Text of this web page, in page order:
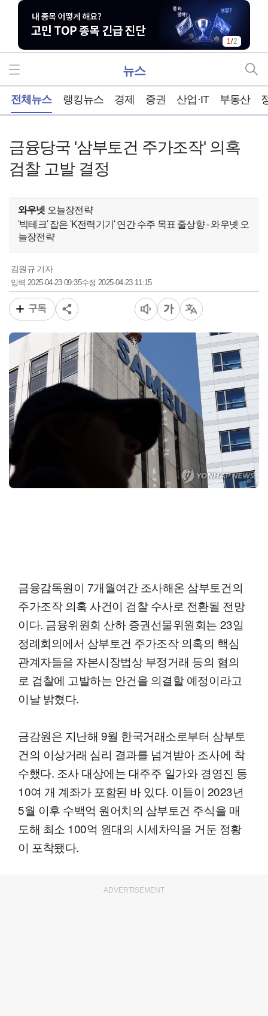
1/2
뉴스
전체뉴스 랭킹뉴스 경제 증권 산업·IT 부동산
금융당국 '삼부토건 주가조작' 의혹
검찰 고발 결정
와우넷 오늘장전략
'빅테크' 잡은 'K전력기기' 연간 수주 목표 줄상향 - 와우넷 오
늘장전략
김원규 기자
입력 2025-04-23 09:35수정 2025-04-23 11:15
구독
금융감독원이 7개월여간 조사해온 삼부토건의
주가조작 의혹 사건이 검찰 수사로 전환될 전망
이다. 금융위원회 산하 증권선물위원회는 23일
정례회의에서 삼부토건 주가조작 의혹의 핵심
관계자들을 자본시장법상 부정거래 등의 혐의
로 검찰에 고발하는 안건을 의결할 예정이라고
이날 밝혔다.
금감원은 지난해 9월 한국거래소로부터 삼부토
건의 이상거래 심리 결과를 넘겨받아 조사에 착
수했다. 조사 대상에는 대주주 일가와 경영진 등
10여 개 계좌가 포함된 바 있다. 이들이 2023년
5월 이후 수백억 원어치의 삼부토건 주식을 매
도해 최소 100억 원대의 시세차익을 거둔 정황
이 포착됐다.
ADVERTISEMENT